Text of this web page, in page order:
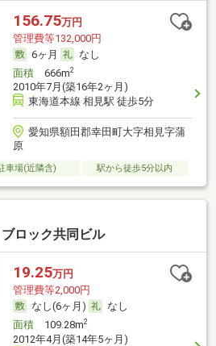
156.75万円
管理費等132,000円
6ヶ月
なし
面積666m2
2010年7月(築16年2ヶ月)
東海道本線 相見駅 徒歩5分
愛知県額田郡幸田町大字相見字蒲
原
車場(近隣含) 駅から徒歩5分以内
ロック共同ビル
19.25万円
管理費等2,000円
なし(6ヶ月)
なし
面積109.28m2
2012年4月(築14年5ヶ月)